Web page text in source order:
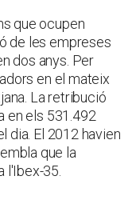
que ocupen
de les empreses
dos anys. Per
en el mateix
La retribució
en els 531.492
dia. El 2012 havien
que la
l'Ibex-35.